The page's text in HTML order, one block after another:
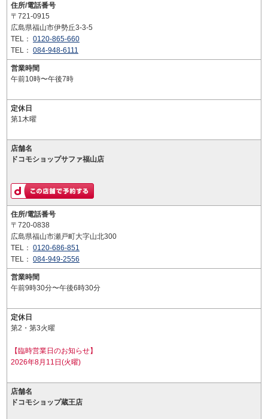
住所/電話番号
〒721-0915
広島県福山市伊勢丘3-3-5
TEL： 0120-865-660
TEL： 084-948-6111
営業時間
午前10時〜午後7時
定休日
第1木曜
店舗名
ドコモショップサファ福山店
住所/電話番号
〒720-0838
広島県福山市瀬戸町大字山北300
TEL： 0120-686-851
TEL： 084-949-2556
営業時間
午前9時30分〜午後6時30分
定休日
第2・第3火曜
【臨時営業日のお知らせ】
2026年8月11日(火曜)
店舗名
ドコモショップ蔵王店